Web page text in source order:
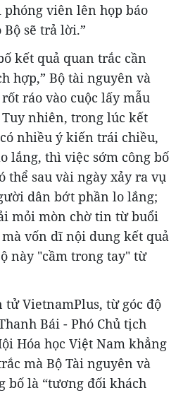
viên lên họp báo
sẽ trả lời.”
kết quả quan trắc cần
hợp,” Bộ tài nguyên và
ráo vào cuộc lấy mẫu
nhiên, trong lúc kết
nhiều ý kiến trái chiều,
lắng, thì việc sớm công bố
thể sau vài ngày xảy ra vụ
dân bớt phần lo lắng;
mỏi mòn chờ tin từ buổi
vốn dĩ nội dung kết quả
này "cầm trong tay" từ
tử VietnamPlus, từ góc độ
Bái - Phó Chủ tịch
Hóa học Việt Nam khẳng
mà Bộ Tài nguyên và
bố là “tương đối khách